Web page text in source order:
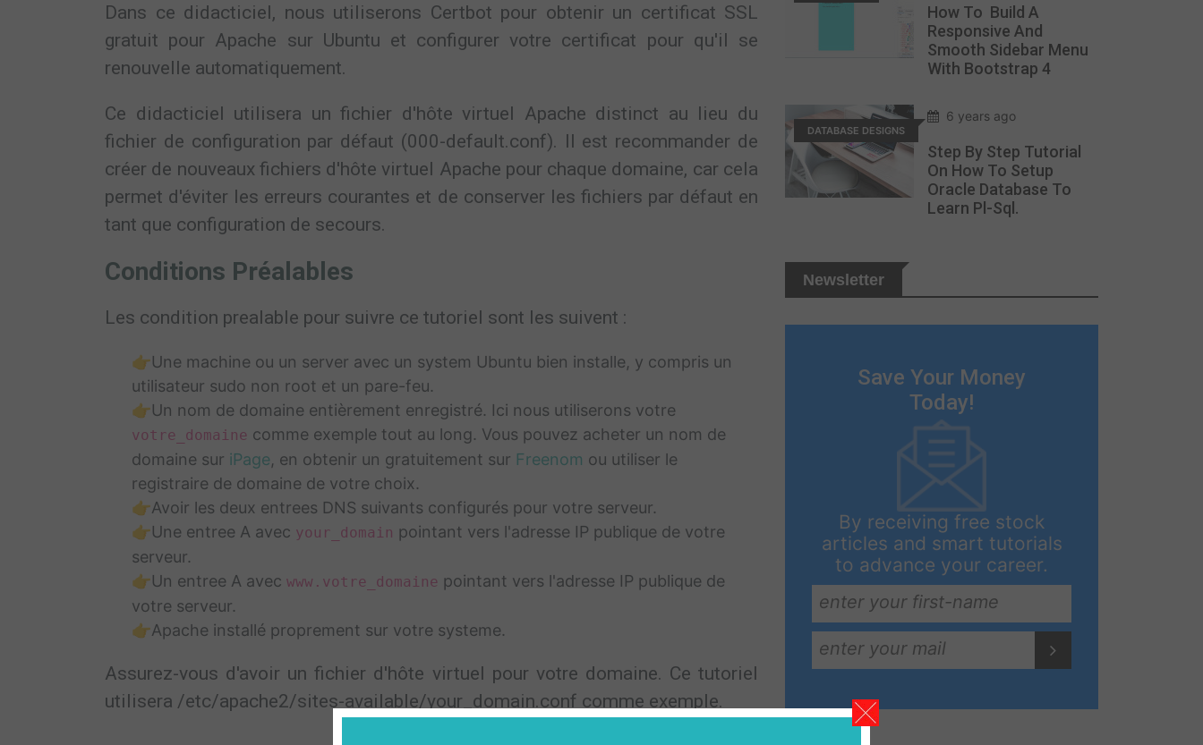
Dans ce didacticiel, nous utiliserons Certbot pour obtenir un certificat SSL
gratuit pour Apache sur Ubuntu et configurer votre certificat pour qu'il se
renouvelle automatiquement.
Ce didacticiel utilisera un fichier d'hôte virtuel Apache distinct au lieu du
fichier de configuration par défaut (000-default.conf). Il est recommander de
créer de nouveaux fichiers d'hôte virtuel Apache pour chaque domaine, car cela
permet d'éviter les erreurs courantes et de conserver les fichiers par défaut en
tant que configuration de secours.
Conditions Préalables
Les condition prealable pour suivre ce tutoriel sont les suivent :
👉Une machine ou un server avec un system Ubuntu bien installe, y compris un
utilisateur sudo non root et un pare-feu.
👉Un nom de domaine entièrement enregistré. Ici nous utiliserons votre
votre_domaine comme exemple tout au long. Vous pouvez acheter un nom de
domaine sur iPage, en obtenir un gratuitement sur Freenom ou utiliser le
registraire de domaine de votre choix.
👉Avoir les deux entrees DNS suivants configurés pour votre serveur.
👉Une entree A avec your_domain pointant vers l'adresse IP publique de votre
serveur.
👉Un entree A avec www.votre_domaine pointant vers l'adresse IP publique de
votre serveur.
👉Apache installé proprement sur votre systeme.
Assurez-vous d'avoir un fichier d'hôte virtuel pour votre domaine. Ce tutoriel
utilisera /etc/apache2/sites-available/your_domain.conf comme exemple.
How To Build A
Responsive And
Smooth Sidebar Menu
With Bootstrap 4
DATABASE DESIGNS
6 years ago
Step By Step Tutorial
On How To Setup
Oracle Database To
Learn Pl-Sql.
Newsletter
Save Your Money
Today!
By receiving free stock
articles and smart tutorials
to advance your career.